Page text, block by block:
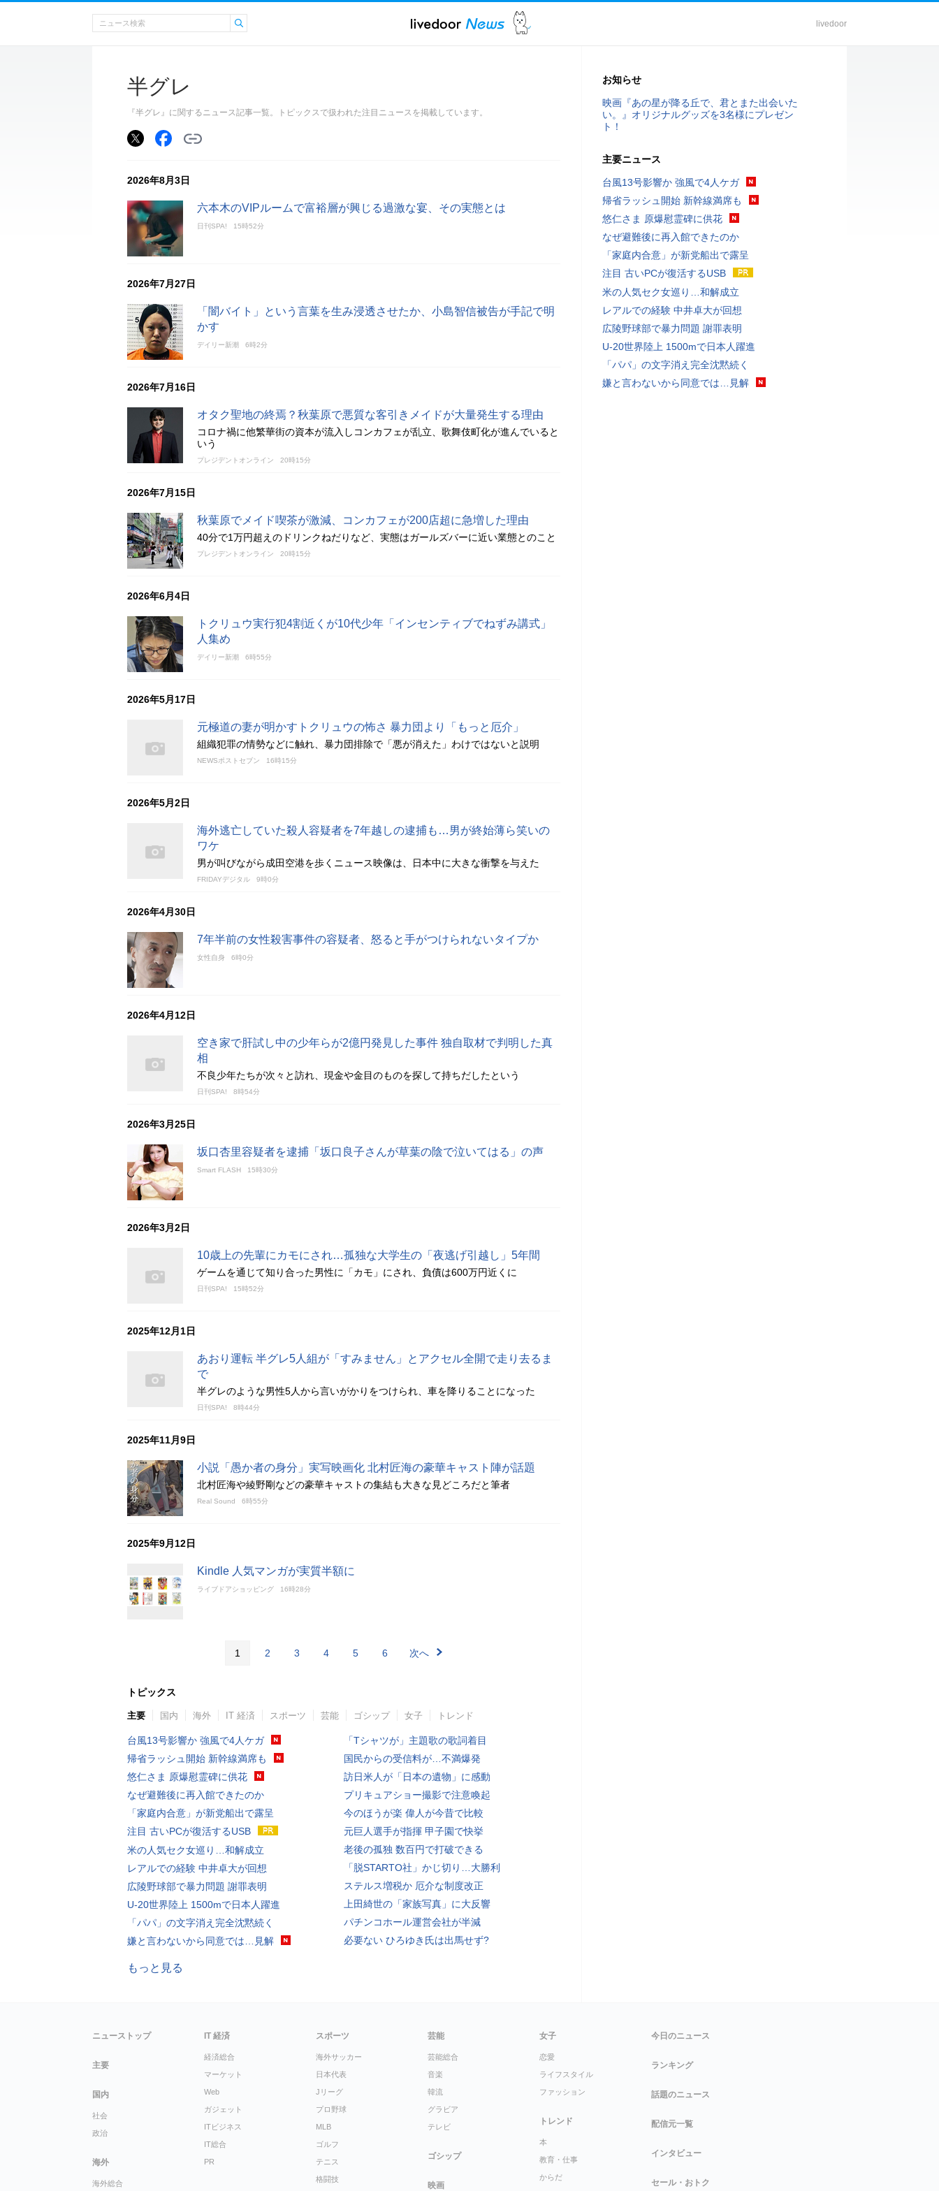
livedoor
半グレ
『半グレ』に関するニュース記事一覧。トピックスで扱われた注目ニュースを掲載しています。
2026年8月3日
六本木のVIPルームで富裕層が興じる過激な宴、その実態とは
日刊SPA! 15時52分
2026年7月27日
「闇バイト」という言葉を生み浸透させたか、小島智信被告が手記で明
かす
デイリー新潮 6時2分
2026年7月16日
オタク聖地の終焉？秋葉原で悪質な客引きメイドが大量発生する理由
コロナ禍に他繁華街の資本が流入しコンカフェが乱立、歌舞伎町化が進んでいると
いう
プレジデントオンライン 20時15分
2026年7月15日
秋葉原でメイド喫茶が激減、コンカフェが200店超に急増した理由
40分で1万円超えのドリンクねだりなど、実態はガールズバーに近い業態とのこと
プレジデントオンライン 20時15分
2026年6月4日
トクリュウ実行犯4割近くが10代少年「インセンティブでねずみ講式」
人集め
デイリー新潮 6時55分
2026年5月17日
元極道の妻が明かすトクリュウの怖さ 暴力団より「もっと厄介」
組織犯罪の情勢などに触れ、暴力団排除で「悪が消えた」わけではないと説明
NEWSポストセブン 16時15分
2026年5月2日
海外逃亡していた殺人容疑者を7年越しの逮捕も…男が終始薄ら笑いの
ワケ
男が叫びながら成田空港を歩くニュース映像は、日本中に大きな衝撃を与えた
FRIDAYデジタル 9時0分
2026年4月30日
7年半前の女性殺害事件の容疑者、怒ると手がつけられないタイプか
女性自身 6時0分
2026年4月12日
空き家で肝試し中の少年らが2億円発見した事件 独自取材で判明した真
相
不良少年たちが次々と訪れ、現金や金目のものを探して持ちだしたという
日刊SPA! 8時54分
2026年3月25日
坂口杏里容疑者を逮捕「坂口良子さんが草葉の陰で泣いてはる」の声
Smart FLASH 15時30分
2026年3月2日
10歳上の先輩にカモにされ…孤独な大学生の「夜逃げ引越し」5年間
ゲームを通じて知り合った男性に「カモ」にされ、負債は600万円近くに
日刊SPA! 15時52分
2025年12月1日
あおり運転 半グレ5人組が「すみません」とアクセル全開で走り去るま
で
半グレのような男性5人から言いがかりをつけられ、車を降りることになった
日刊SPA! 8時44分
2025年11月9日
小説「愚か者の身分」実写映画化 北村匠海の豪華キャスト陣が話題
北村匠海や綾野剛などの豪華キャストの集結も大きな見どころだと筆者
Real Sound 6時55分
2025年9月12日
Kindle 人気マンガが実質半額に
ライブドアショッピング 16時28分
1 2 3 4 5 6 次へ
トピックス
主要 国内 海外 IT 経済 スポーツ 芸能 ゴシップ 女子 トレンド
台風13号影響か 強風で4人ケガ
帰省ラッシュ開始 新幹線満席も
悠仁さま 原爆慰霊碑に供花
なぜ避難後に再入館できたのか
「家庭内合意」が新党船出で露呈
注目 古いPCが復活するUSB
米の人気セク女巡り…和解成立
レアルでの経験 中井卓大が回想
広陵野球部で暴力問題 謝罪表明
U-20世界陸上 1500mで日本人躍進
「パパ」の文字消え完全沈黙続く
嫌と言わないから同意では…見解
「Tシャツが」主題歌の歌詞着目
国民からの受信料が…不満爆発
訪日米人が「日本の遺物」に感動
プリキュアショー撮影で注意喚起
今のほうが楽 偉人が今昔で比較
元巨人選手が指揮 甲子園で快挙
老後の孤独 数百円で打破できる
「脱STARTO社」かじ切り…大勝利
ステルス増税か 厄介な制度改正
上田綺世の「家族写真」に大反響
パチンコホール運営会社が半減
必要ない ひろゆき氏は出馬せず?
もっと見る
お知らせ
映画『あの星が降る丘で、君とまた出会いた
い。』オリジナルグッズを3名様にプレゼン
ト！
主要ニュース
台風13号影響か 強風で4人ケガ
帰省ラッシュ開始 新幹線満席も
悠仁さま 原爆慰霊碑に供花
なぜ避難後に再入館できたのか
「家庭内合意」が新党船出で露呈
注目 古いPCが復活するUSB
米の人気セク女巡り…和解成立
レアルでの経験 中井卓大が回想
広陵野球部で暴力問題 謝罪表明
U-20世界陸上 1500mで日本人躍進
「パパ」の文字消え完全沈黙続く
嫌と言わないから同意では…見解
ニューストップ
主要
国内
社会
政治
海外
海外総合
IT 経済
経済総合
マーケット
Web
ガジェット
ITビジネス
IT総合
PR
スポーツ
海外サッカー
日本代表
Jリーグ
プロ野球
MLB
ゴルフ
テニス
格闘技
芸能
芸能総合
音楽
韓流
グラビア
テレビ
ゴシップ
映画
女子
恋愛
ライフスタイル
ファッション
トレンド
本
教育・仕事
からだ
今日のニュース
ランキング
話題のニュース
配信元一覧
インタビュー
セール・おトク